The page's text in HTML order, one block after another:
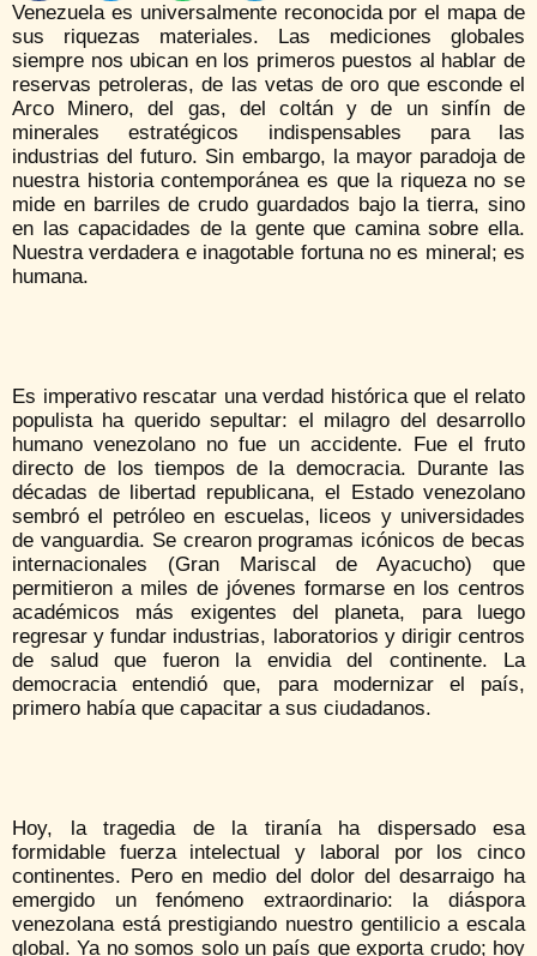
Venezuela es universalmente reconocida por el mapa de
sus riquezas materiales. Las mediciones globales
siempre nos ubican en los primeros puestos al hablar de
reservas petroleras, de las vetas de oro que esconde el
Arco Minero, del gas, del coltán y de un sinfín de
minerales estratégicos indispensables para las
industrias del futuro. Sin embargo, la mayor paradoja de
nuestra historia contemporánea es que la riqueza no se
mide en barriles de crudo guardados bajo la tierra, sino
en las capacidades de la gente que camina sobre ella.
Nuestra verdadera e inagotable fortuna no es mineral; es
humana.
Es imperativo rescatar una verdad histórica que el relato
populista ha querido sepultar: el milagro del desarrollo
humano venezolano no fue un accidente. Fue el fruto
directo de los tiempos de la democracia. Durante las
décadas de libertad republicana, el Estado venezolano
sembró el petróleo en escuelas, liceos y universidades
de vanguardia. Se crearon programas icónicos de becas
internacionales (Gran Mariscal de Ayacucho) que
permitieron a miles de jóvenes formarse en los centros
académicos más exigentes del planeta, para luego
regresar y fundar industrias, laboratorios y dirigir centros
de salud que fueron la envidia del continente. La
democracia entendió que, para modernizar el país,
primero había que capacitar a sus ciudadanos.
Hoy, la tragedia de la tiranía ha dispersado esa
formidable fuerza intelectual y laboral por los cinco
continentes. Pero en medio del dolor del desarraigo ha
emergido un fenómeno extraordinario: la diáspora
venezolana está prestigiando nuestro gentilicio a escala
global. Ya no somos solo un país que exporta crudo; hoy